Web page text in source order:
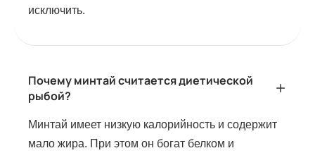
исключить.
Почему минтай считается диетической
рыбой?
Минтай имеет низкую калорийность и содержит
мало жира. При этом он богат белком и